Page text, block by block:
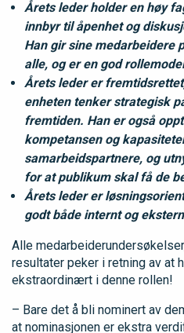
Årets leder holder en høy
innbyr til åpenhet og
Han gir sine medarbeidere
alle, og er en god
Årets leder er
enheten tenker strategisk
fremtiden. Han er også
kompetansen og
samarbeidspartnere, og
for at publikum skal få de
Årets leder er
godt både internt og
Alle
resultater peker i retning av at
ekstraordinært i denne rollen!
– Bare det å bli nominert av
at nominasjonen er ekstra